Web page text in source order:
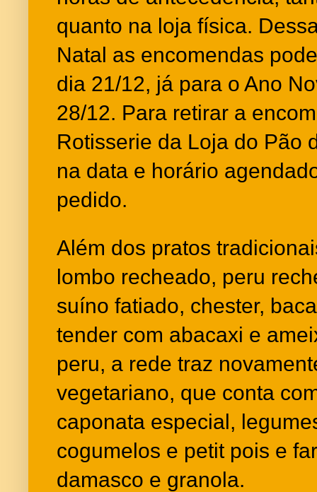
quanto na loja física.
Natal as encomendas
dia 21/12, já para o Ano
28/12. Para retirar a
Rotisserie da Loja do Pão
na data e horário
pedido.
Além dos pratos
lombo recheado, peru
suíno fatiado, chester,
tender com abacaxi e
peru, a rede traz
vegetariano, que conta
caponata especial,
cogumelos e petit pois e
damasco e granola.